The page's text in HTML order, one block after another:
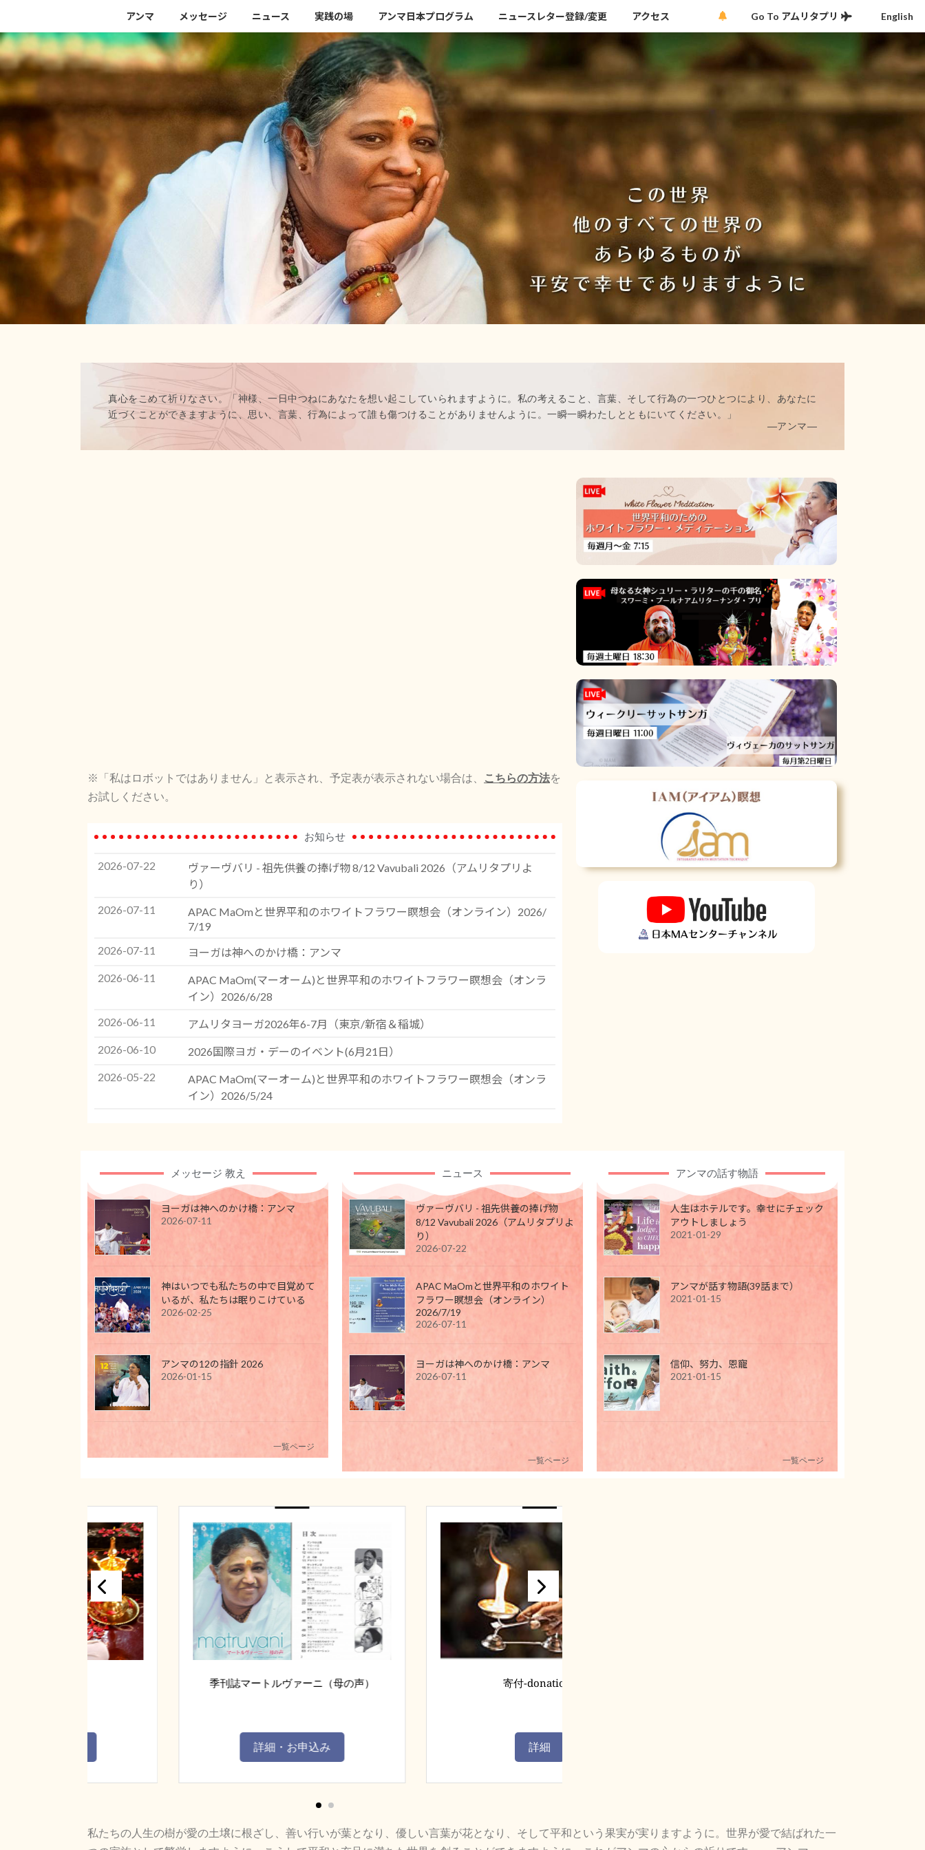
アンマ メッセージ ニュース 実践の場 アンマ日本プログラム ニュースレター登録/変更 アクセス Go To アムリタプリ English
真心をこめて祈りなさい。「神様、一日中つねにあなたを想い起こしていられますように。私の考えること、言葉、そして行為の一つひとつにより、あなたに
近づくことができますように、思い、言葉、行為によって誰も傷つけることがありませんように。一瞬一瞬わたしとともにいてください。」
―アンマ―
※「私はロボットではありません」と表示され、予定表が表示されない場合は、 こちらの方法を
お試しください。
お知らせ
2026-07-22
ヴァーヴバリ - 祖先供養の捧げ物 8/12 Vavubali 2026（アムリタプリよ
り）
2026-07-11
APAC MaOmと世界平和のホワイトフラワー瞑想会（オンライン）2026/
7/19
2026-07-11
ヨーガは神へのかけ橋：アンマ
2026-06-11
APAC MaOm(マーオーム)と世界平和のホワイトフラワー瞑想会（オンラ
イン）2026/6/28
2026-06-11
アムリタヨーガ2026年6-7月（東京/新宿＆稲城）
2026-06-10
2026国際ヨガ・デーのイベント(6月21日）
2026-05-22
APAC MaOm(マーオーム)と世界平和のホワイトフラワー瞑想会（オンラ
イン）2026/5/24
メッセージ 教え
ヨーガは神へのかけ橋：アンマ
2026-07-11
神はいつでも私たちの中で目覚めて
いるが、私たちは眠りこけている
2026-02-25
アンマの12の指針 2026
2026-01-15
一覧ページ
ニュース
ヴァーヴバリ - 祖先供養の捧げ物
8/12 Vavubali 2026（アムリタプリよ
り）
2026-07-22
APAC MaOmと世界平和のホワイト
フラワー瞑想会（オンライン）
2026/7/19
2026-07-11
ヨーガは神へのかけ橋：アンマ
2026-07-11
一覧ページ
アンマの話す物語
人生はホテルです。幸せにチェック
アウトしましょう
2021-01-29
アンマが話す物語(39話まで）
2021-01-15
信仰、努力、恩寵
2021-01-15
一覧ページ
季刊誌マートルヴァーニ（母の声）
詳細・お申込み
寄付-donations
私たちの人生の樹が愛の土壌に根ざし、善い行いが葉となり、優しい言葉が花となり、そして平和という果実が実りますように。 世界が愛で結ばれた一